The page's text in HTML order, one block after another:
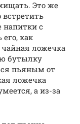
Это же
напитки с
как
ложечка
бутылку
пьяным от
ложечка
а из-за